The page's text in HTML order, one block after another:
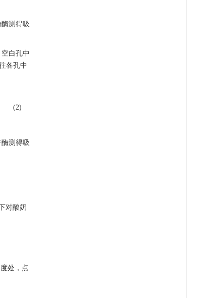
测得吸
白孔中
各孔中
(2)
测得吸
对酸奶
处，点